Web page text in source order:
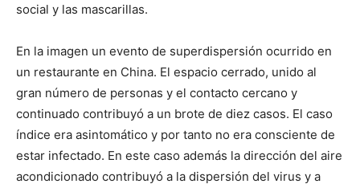
social y las mascarillas.
En la imagen un evento de superdispersión ocurrido en
un restaurante en China. El espacio cerrado, unido al
gran número de personas y el contacto cercano y
continuado contribuyó a un brote de diez casos. El caso
índice era asintomático y por tanto no era consciente de
estar infectado. En este caso además la dirección del aire
acondicionado contribuyó a la dispersión del virus y a